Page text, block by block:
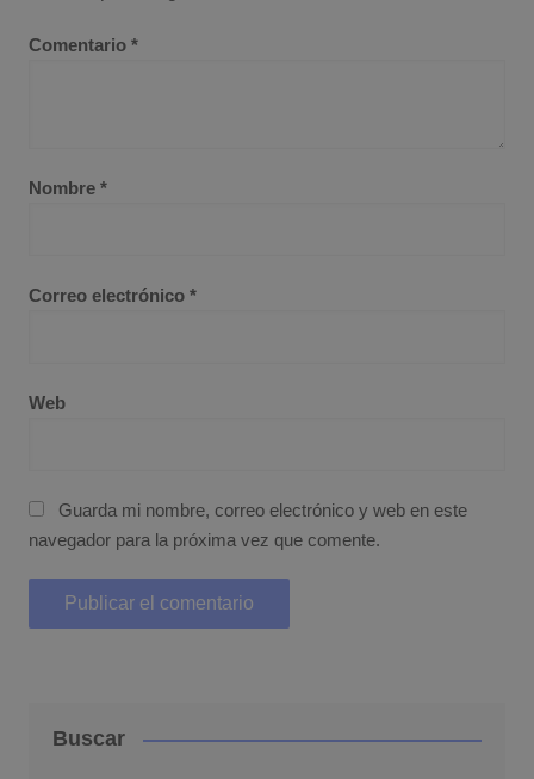
Comentario *
Nombre *
Correo electrónico *
Web
Guarda mi nombre, correo electrónico y web en este
navegador para la próxima vez que comente.
Buscar